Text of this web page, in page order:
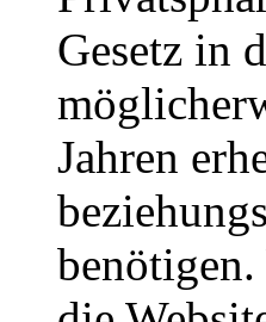
Gesetz in
Jahren